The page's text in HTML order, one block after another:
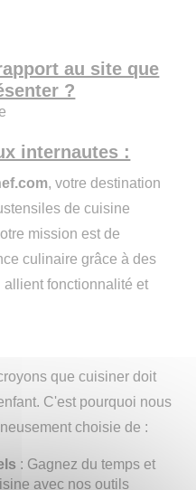
au site que
?
internautes :
, votre destination
de cuisine
mission est de
culinaire grâce à des
fonctionnalité et
que cuisiner doit
C'est pourquoi nous
choisie de :
: Gagnez du temps et
avec nos outils